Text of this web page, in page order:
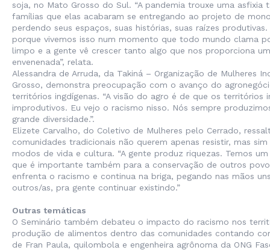
soja, no Mato Grosso do Sul. “A pandemia trouxe uma asfixia
famílias que elas acabaram se entregando ao projeto de
perdendo seus espaços, suas histórias, suas raízes
porque vivemos isso num momento que todo mundo clama
limpo e a gente vê crescer tanto algo que nos proporciona
envenenada”, relata.
Alessandra de Arruda, da Takiná – Organização de Mulheres
Grosso, demonstra preocupação com o avanço do
territórios ingdígenas. “A visão do agro é de que os territórios
improdutivos. Eu vejo o racismo nisso. Nós sempre
grande diversidade.”.
Elizete Carvalho, do Coletivo de Mulheres pelo Cerrado,
comunidades tradicionais não querem apenas resistir, mas
modos de vida e cultura. “A gente produz riquezas. Temos
que é importante também para a conservação de outros
enfrenta o racismo e continua na briga, pegando nas mãos
outros/as, pra gente continuar existindo.”
Outras temáticas
O Seminário também debateu o impacto do racismo nos
produção de alimentos dentro das comunidades contando
de Fran Paula, quilombola e engenheira agrônoma da ONG